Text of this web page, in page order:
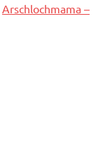
Arschlochmama –